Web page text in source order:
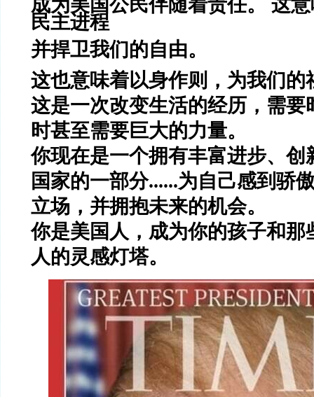
成为美国公民伴随着责任。 这
民主进程
并捍卫我们的自由。
这也意味着以身作则，为我们的
这是一次改变生活的经历，需要
时甚至需要巨大的力量。
你现在是一个拥有丰富进步、创
国家的一部分......为自己感到骄
立场，并拥抱未来的机会。
你是美国人， 成为你的孩子和那
人的灵感灯塔。